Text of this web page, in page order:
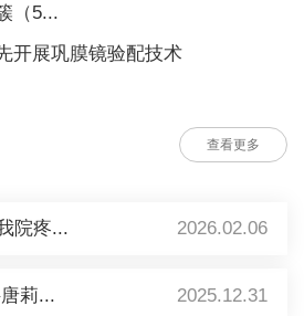
（5...
开展巩膜镜验配技术
查看更多
院疼... 2026.02.06
莉... 2025.12.31